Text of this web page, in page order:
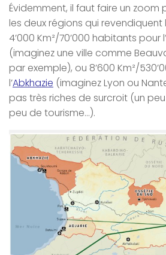
Évidemment, il faut faire un zoom
les deux régions qui
4’000 Km²/70’000 habitants pour l’
(imaginez une ville comme
par exemple), ou 8’600 Km²/
l’Abkhazie (imaginez Lyon ou
pas très riches de surcroit (un peu
peu de tourisme…).